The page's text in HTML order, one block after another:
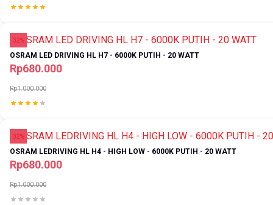
32%
OSRAM LED DRIVING HL H7 - 6000K PUTIH - 20 WATT
Rp680.000
Rp1.000.000
32%
OSRAM LEDRIVING HL H4 - HIGH LOW - 6000K PUTIH - 20 WATT
Rp680.000
Rp1.000.000